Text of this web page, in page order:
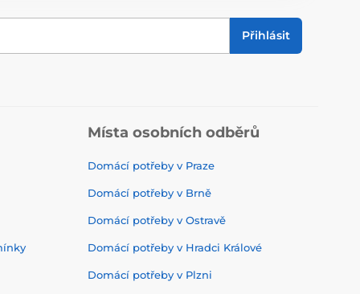
Přihlásit
Místa osobních odběrů
Domácí potřeby v Praze
Domácí potřeby v Brně
Domácí potřeby v Ostravě
Domácí potřeby v Hradci Králové
Domácí potřeby v Plzni